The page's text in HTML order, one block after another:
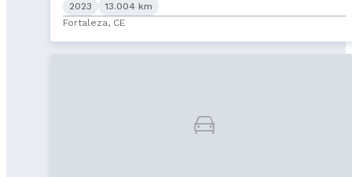
2023
13.004 km
Fortaleza, CE